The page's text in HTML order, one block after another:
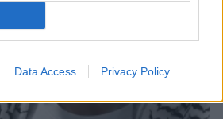
Data Access Privacy Policy